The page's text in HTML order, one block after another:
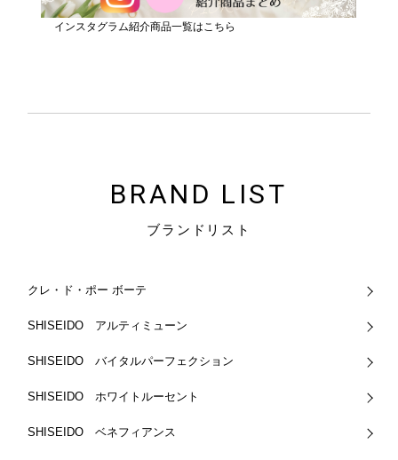
BRAND LIST
ブランドリスト
クレ・ド・ポー ボーテ
SHISEIDO アルティミューン
SHISEIDO バイタルパーフェクション
SHISEIDO ホワイトルーセント
SHISEIDO ベネフィアンス